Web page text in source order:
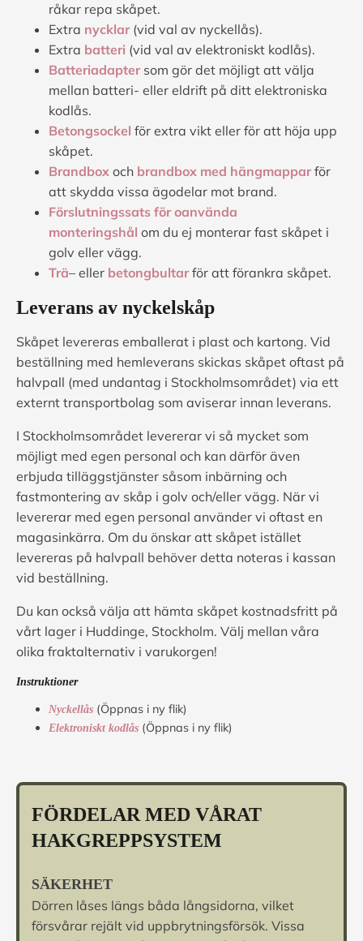
råkar repa skåpet.
Extra nycklar(vid val av nyckellås).
Extra batteri (vid val av elektroniskt kodlås).
Batteriadaptersom gör det möjligt att välja
mellan batteri- eller eldrift på ditt elektroniska
kodlås.
Betongsockel för extra vikt eller för att höja upp
skåpet.
Brandbox och brandbox med hängmapparför
att skydda vissa ägodelar mot brand.
Förslutningssats för oanvända
monteringshål om du ej monterar fast skåpet i
golv eller vägg.
Trä– eller betongbultarför att förankra skåpet.
Leverans av nyckelskåp
Skåpet levereras emballerat i plast och kartong. Vid
beställning med hemleverans skickas skåpet oftast på
halvpall (med undantag i Stockholmsområdet) via ett
externt transportbolag som aviserar innan leverans.
I Stockholmsområdet levererar vi så mycket som
möjligt med egen personal och kan därför även
erbjuda tilläggstjänster såsom inbärning och
fastmontering av skåp i golv och/eller vägg. När vi
levererar med egen personal använder vi oftast en
magasinkärra. Om du önskar att skåpet istället
levereras på halvpall behöver detta noteras i kassan
vid beställning.
Du kan också välja att hämta skåpet kostnadsfritt på
vårt lager i Huddinge, Stockholm. Välj mellan våra
olika fraktalternativ i varukorgen!
Instruktioner
Nyckellås (Öppnas i ny flik)
Elektroniskt kodlås (Öppnas i ny flik)
FÖRDELAR MED VÅRAT
HAKGREPPSYSTEM
SÄKERHET
Dörren låses längs båda långsidorna, vilket
försvårar rejält vid uppbrytningsförsök. Vissa